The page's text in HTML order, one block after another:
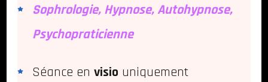
Sophrologie, Hypnose, Autohypnose,
Psychopraticienne
Séance en visio uniquement